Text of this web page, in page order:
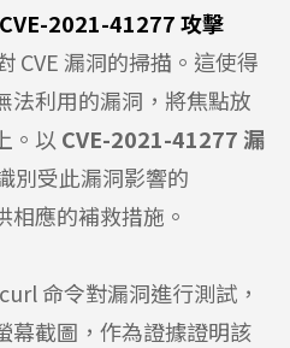
2021-41277 攻擊
CVE 漏洞的掃描。這使得
法利用的漏洞，將焦點放
。以 CVE-2021-41277 漏
別受此漏洞影響的
相應的補救措施。
命令對漏洞進行測試，
幕截圖，作為證據證明該